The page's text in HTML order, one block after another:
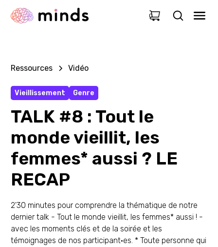
0
Ressources Vidéo
Vieillissement Genre
TALK #8 : Tout le
monde vieillit, les
femmes* aussi ? LE
RECAP
2'30 minutes pour comprendre la thématique de notre
dernier talk - Tout le monde vieillit, les femmes* aussi ! -
avec les moments clés et de la soirée et les
témoignages de nos participant·es. * Toute personne qui